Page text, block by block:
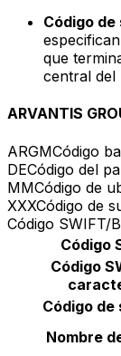
Código
que
central del
ARVANTIS
ARGMCódigo
DECódigo del
MMCódigo de
XXXCódigo de
Código SWIFT/
Código
Código
Código de
Nombre